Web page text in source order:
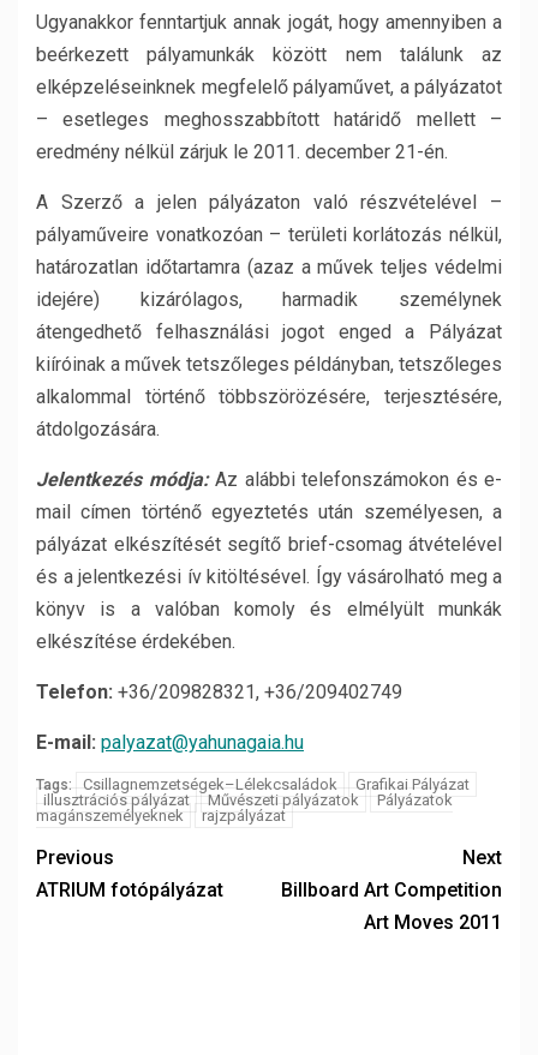
Ugyanakkor fenntartjuk annak jogát, hogy amennyiben a
beérkezett pályamunkák között nem találunk az
elképzeléseinknek megfelelő pályaművet, a pályázatot
– esetleges meghosszabbított határidő mellett –
eredmény nélkül zárjuk le 2011. december 21-én.
A Szerző a jelen pályázaton való részvételével –
pályaműveire vonatkozóan – területi korlátozás nélkül,
határozatlan időtartamra (azaz a művek teljes védelmi
idejére) kizárólagos, harmadik személynek
átengedhető felhasználási jogot enged a Pályázat
kiíróinak a művek tetszőleges példányban, tetszőleges
alkalommal történő többszörözésére, terjesztésére,
átdolgozására.
Jelentkezés módja: Az alábbi telefonszámokon és e-
mail címen történő egyeztetés után személyesen, a
pályázat elkészítését segítő brief-csomag átvételével
és a jelentkezési ív kitöltésével. Így vásárolható meg a
könyv is a valóban komoly és elmélyült munkák
elkészítése érdekében.
Telefon: +36/209828321, +36/209402749
E-mail: palyazat@yahunagaia.hu
Tags: Csillagnemzetségek–Lélekcsaládok
Grafikai Pályázat
illusztrációs pályázat
Művészeti pályázatok
Pályázatok
magánszemélyeknek
rajzpályázat
Previous
ATRIUM fotópályázat
Next
Billboard Art Competition
Art Moves 2011